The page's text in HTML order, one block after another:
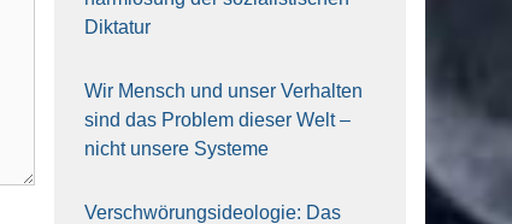
Dik­ta­tur
Wir Mensch und unser Ver­hal­ten
sind das Pro­blem die­ser Welt –
nicht unse­re Sys‍te‍me
Ver­schwö­rungs­ideo­lo­gie: Das